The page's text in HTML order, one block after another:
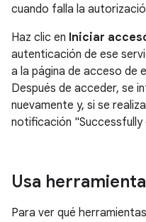
cuando falla la
Haz clic en Iniciar
autenticación de ese
a la página de acceso de
Después de acceder, se
nuevamente y, si se
notificación
Usa
Para ver qué